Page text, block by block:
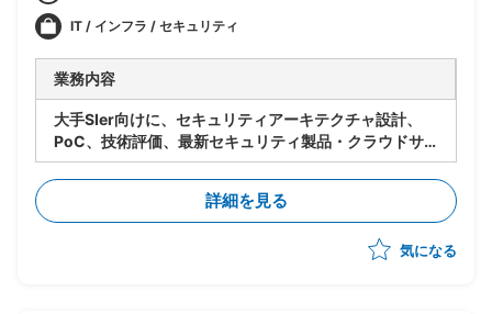
IT / インフラ / セキュリティ
業務内容
大手SIer向けに、セキュリティアーキテクチャ設計、
PoC、技術評価、最新セキュリティ製品・クラウドサ
ービスの導入支援を担うポジションです。
詳細を見る
気になる